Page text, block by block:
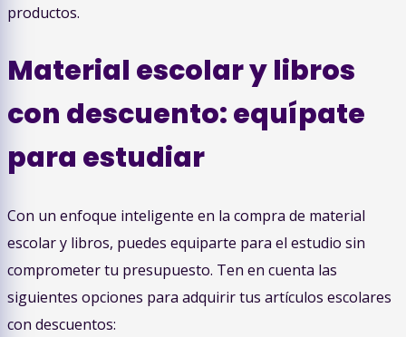
productos.
Material escolar y libros
con descuento: equípate
para estudiar
Con un enfoque inteligente en la compra de material
escolar y libros, puedes equiparte para el estudio sin
comprometer tu presupuesto. Ten en cuenta las
siguientes opciones para adquirir tus artículos escolares
con descuentos: